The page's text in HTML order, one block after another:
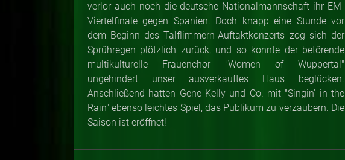
verlor auch noch die deutsche Nationalmannschaft ihr EM-
Viertelfinale gegen Spanien. Doch knapp eine Stunde vor
dem Beginn des Talflimmern-Auftaktkonzerts zog sich der
Sprühregen plötzlich zurück, und so konnte der betörende
multikulturelle Frauenchor "Women of Wuppertal"
ungehindert unser ausverkauftes Haus beglücken.
Anschließend hatten Gene Kelly und Co. mit "Singin' in the
Rain" ebenso leichtes Spiel, das Publikum zu verzaubern. Die
Saison ist eröffnet!